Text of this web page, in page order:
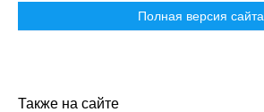
Полная версия сайта
Также на сайте